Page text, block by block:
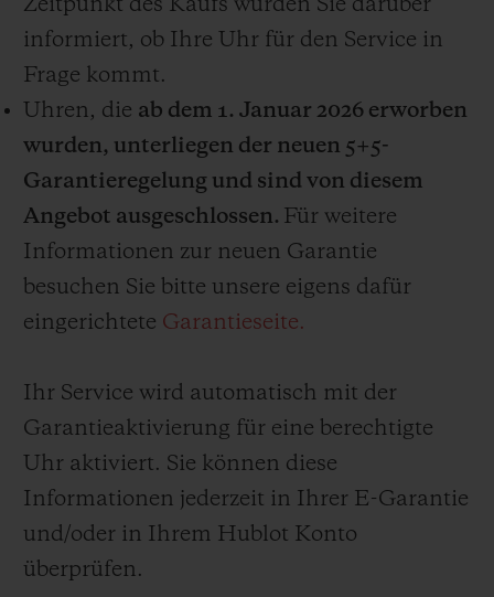
Die Modelle UNICO, EL PRIMERO und
MECA-10 sowie Uhren mit großen
Komplikationen sind derzeit von diesem
Service abgedeckt. Hublot behält sich
jedoch das Recht vor, nach eigenem
Ermessen die für den Service in Frage
kommenden Uhrwerke zu ändern oder das
Serviceangebot jederzeit für Uhren zu
beenden, die nach einer solchen Änderung
Zeitpunkt des Kaufs wurden Sie darüber
informiert, ob Ihre Uhr für den Service in
Frage kommt.
Uhren, die ab dem 1. Januar 2026 erworben
wurden, unterliegen der neuen 5+5-
Garantieregelung und sind von diesem
Angebot ausgeschlossen. Für weitere
Informationen zur neuen Garantie
besuchen Sie bitte unsere eigens dafür
eingerichtete Garantieseite.
Ihr Service wird automatisch mit der
Garantieaktivierung für eine berechtigte
Uhr aktiviert. Sie können diese
Informationen jederzeit in Ihrer E-Garantie
und/oder in Ihrem Hublot Konto
überprüfen.